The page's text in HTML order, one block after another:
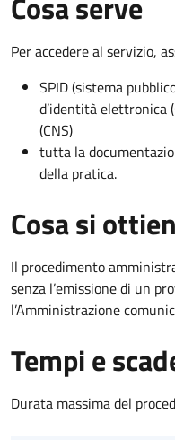
Per accedere al servizio,
SPID (sistema
d’identità elettronica
(CNS)
tutta la
della pratica.
Cosa si
Il procedimento
senza l’emissione di un
l’Amministrazione
Tempi e
Durata massima del